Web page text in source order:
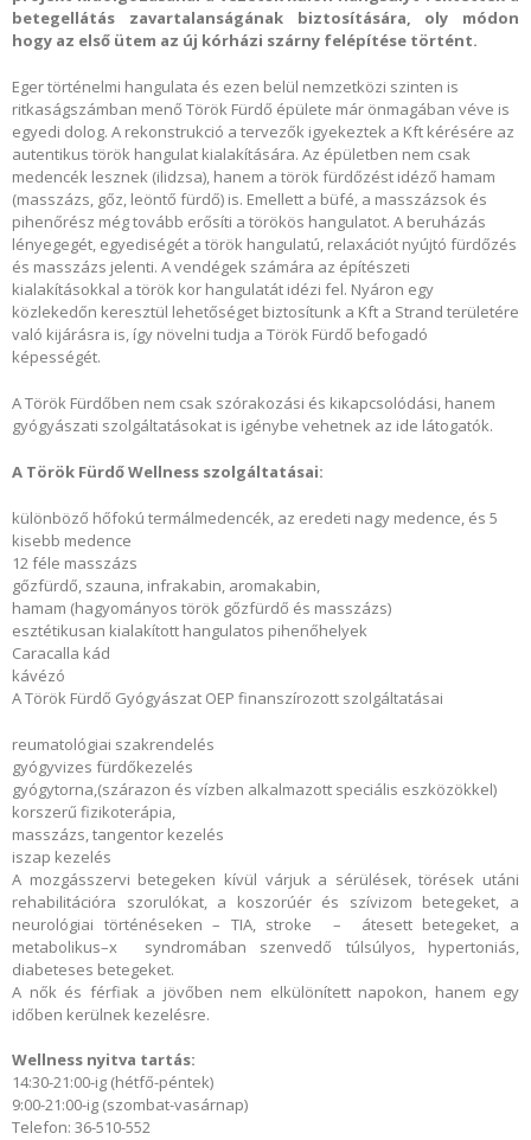
betegellátás zavartalanságának biztosítására, oly módon
hogy az első ütem az új kórházi szárny felépítése történt.
Eger történelmi hangulata és ezen belül nemzetközi szinten is
ritkaságszámban menő Török Fürdő épülete már önmagában véve is
egyedi dolog. A rekonstrukció a tervezők igyekeztek a Kft kérésére az
autentikus török hangulat kialakítására. Az épületben nem csak
medencék lesznek (ilidzsa), hanem a török fürdőzést idéző hamam
(masszázs, gőz, leöntő fürdő) is. Emellett a büfé, a masszázsok és
pihenőrész még tovább erősíti a törökös hangulatot. A beruházás
lényegegét, egyediségét a török hangulatú, relaxációt nyújtó fürdőzés
és masszázs jelenti. A vendégek számára az építészeti
kialakításokkal a török kor hangulatát idézi fel. Nyáron egy
közlekedőn keresztül lehetőséget biztosítunk a Kft a Strand területére
való kijárásra is, így növelni tudja a Török Fürdő befogadó
képességét.
A Török Fürdőben nem csak szórakozási és kikapcsolódási, hanem
gyógyászati szolgáltatásokat is igénybe vehetnek az ide látogatók.
A Török Fürdő Wellness szolgáltatásai:
különböző hőfokú termálmedencék, az eredeti nagy medence, és 5
kisebb medence
12 féle masszázs
gőzfürdő, szauna, infrakabin, aromakabin,
hamam (hagyományos török gőzfürdő és masszázs)
esztétikusan kialakított hangulatos pihenőhelyek
Caracalla kád
kávézó
A Török Fürdő Gyógyászat OEP finanszírozott szolgáltatásai
reumatológiai szakrendelés
gyógyvizes fürdőkezelés
gyógytorna,(szárazon és vízben alkalmazott speciális eszközökkel)
korszerű fizikoterápia,
masszázs, tangentor kezelés
iszap kezelés
A mozgásszervi betegeken kívül várjuk a sérülések, törések utáni
rehabilitációra szorulókat, a koszorúér és szívizom betegeket, a
neurológiai történéseken – TIA, stroke – átesett betegeket, a
metabolikus–x syndromában szenvedő túlsúlyos, hypertoniás,
diabeteses betegeket.
A nők és férfiak a jövőben nem elkülönített napokon, hanem egy
időben kerülnek kezelésre.
Wellness nyitva tartás:
14:30-21:00-ig (hétfő-péntek)
9:00-21:00-ig (szombat-vasárnap)
Telefon: 36-510-552